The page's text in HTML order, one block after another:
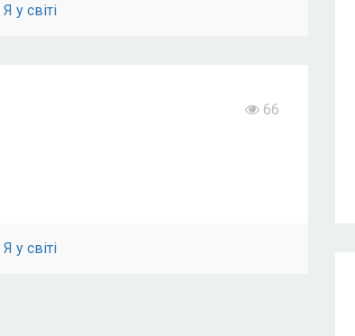
Я у світі
66
Я у світі